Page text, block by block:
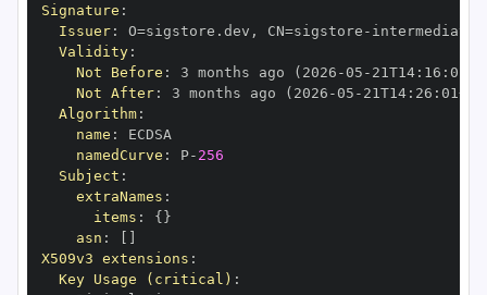
Signature :
Issuer: O=sigstore.dev , CN=sigstore -
Validity:
Not Before : 3 months ago (2026 -05 - 21T14: 16 :
Not After: 3 months ago (2026 -05 - 21T14: 26 : 01+00
Algorithm:
name :
namedCurve : P- 256
Subject :
extraNames :
items : { }
asn :
X509v3 extensions :
Key Usage (critical) :